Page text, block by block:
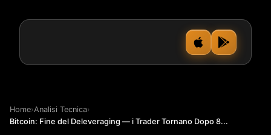
Home›Analisi Tecnica›
Bitcoin: Fine del Deleveraging — i Trader Tornano Dopo 8...